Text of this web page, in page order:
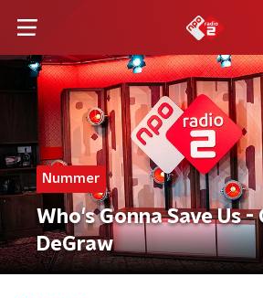
Nummer
Who's Gonna Save Us -
DeGraw